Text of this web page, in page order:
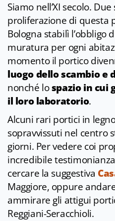
Siamo nell’XI secolo.
proliferazione di questa
Bologna stabilì l’obbligo
muratura per ogni
momento il portico
luogo dello scambio e
nonché lospazio in cui
il loro laboratorio.
Alcuni rari portici in
sopravvissuti nel centro
giorni. Per vedere coi
incredibile
cercare la suggestiva
Maggiore, oppure
ammirare gli attigui
Reggiani-Seracchioli.